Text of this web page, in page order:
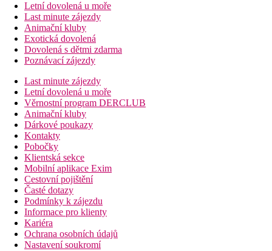
Letní dovolená u moře
Last minute zájezdy
Animační kluby
Exotická dovolená
Dovolená s dětmi zdarma
Poznávací zájezdy
Last minute zájezdy
Letní dovolená u moře
Věrnostní program DERCLUB
Animační kluby
Dárkové poukazy
Kontakty
Pobočky
Klientská sekce
Mobilní aplikace Exim
Cestovní pojištění
Časté dotazy
Podmínky k zájezdu
Informace pro klienty
Kariéra
Ochrana osobních údajů
Nastavení soukromí